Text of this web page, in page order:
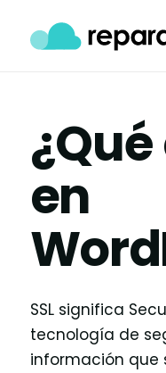
¿Qué
en
SSL significa
tecnología de
información que